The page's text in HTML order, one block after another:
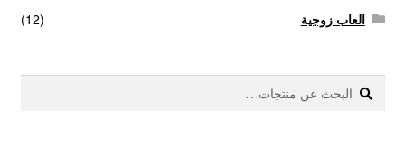
العاب زوجية
(12)
البحث
عن:
بحث